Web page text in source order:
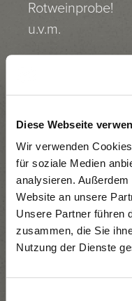
Diese Webseite
Wir verwenden
für soziale Medien
analysieren.
Website an unsere
Unsere Partner führen
zusammen, die Sie
Nutzung der Dienste
Rotweinprobe!
u.v.m.
Geerntet Anfang
September
frühmorgens,
wenn’s noch
schön „frisch“ ist.
Zügig, effizient,